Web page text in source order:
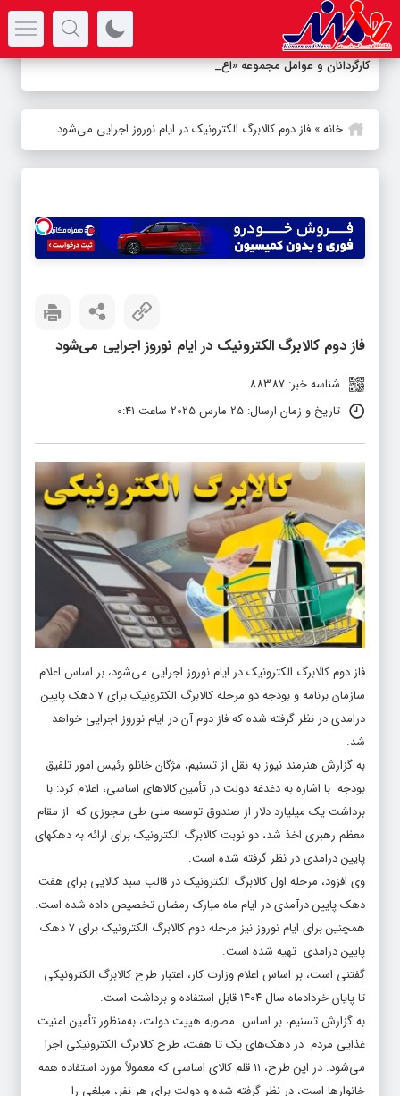
کارگردانان و عوامل مجموعه «اعتراف م_
خانه» فاز دوم کالابرگ الکترونیک در ایام نوروز اجرایی می‌شود
فاز دوم کالابرگ الکترونیک در ایام نوروز اجرایی می‌شود
شناسه خبر: 88387
تاریخ و زمان ارسال: 25 مارس 2025 ساعت 0:41
فاز دوم کالابرگ الکترونیک در ایام نوروز اجرایی می‌شود، بر اساس اعلام
سازمان برنامه و بودجه دو مرحله کالابرگ الکترونیک برای ۷ دهک پایین
درامدی در نظر گرفته شده که فاز دوم آن در ایام نوروز اجرایی خواهد
شد.
به گزارش هنرمند نیوز به نقل از تسنیم،‌ مژگان خانلو رئیس امور تلفیق
بودجه با اشاره به دغدغه دولت در تأمین کالاهای اساسی، اعلام کرد: با
برداشت یک میلیارد دلار از صندوق توسعه ملی طی مجوزی که از مقام
معظم رهبری اخذ شد، دو نوبت کالابرگ الکترونیک برای ارائه به دهکهای
پایین درامدی در نظر گرفته شده است.
وی افزود، مرحله اول کالابرگ الکترونیک در قالب سبد کالایی برای هفت
دهک پایین درآمدی در ایام ماه مبارک رمضان تخصیص داده شده است.
همچنین برای ایام نوروز نیز مرحله دوم کالابرگ الکترونیک برای ۷ دهک
پایین درامدی تهیه شده است.
گفتنی است، بر اساس اعلام وزارت کار، اعتبار طرح کالابرگ الکترونیکی
تا پایان خردادماه سال ۱۴۰۴ قابل استفاده و برداشت است.
به گزارش تسنیم، بر اساس مصوبه هییت دولت، به‌منظور تأمین امنیت
غذایی مردم در دهک‌های یک تا هفت، طرح کالابرگ الکترونیکی اجرا
می‌شود. در این طرح، ۱۱ قلم کالای اساسی که معمولاً مورد استفاده همه
خانوارها است، در نظر گرفته شده و دولت برای هر نفر، مبلغی را